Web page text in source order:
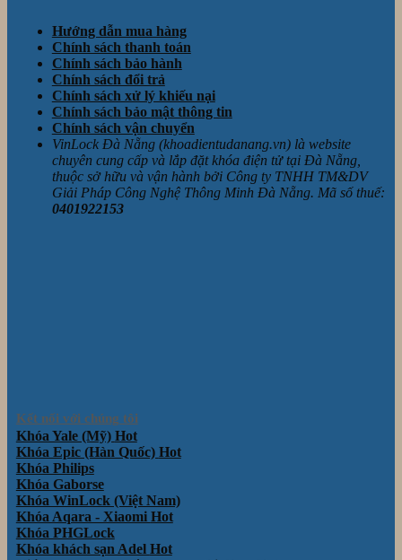
Hướng dẫn mua hàng
Chính sách thanh toán
Chính sách bảo hành
Chính sách đổi trả
Chính sách xử lý khiếu nại
Chính sách bảo mật thông tin
Chính sách vận chuyển
VinLock Đà Nẵng (khoadientudanang.vn) là website
chuyên cung cấp và lắp đặt khóa điện tử tại Đà Nẵng,
thuộc sở hữu và vận hành bởi Công ty TNHH TM&DV
Giải Pháp Công Nghệ Thông Minh Đà Nẵng. Mã số thuế:
0401922153
Kết nối với chúng tôi
Khóa Yale (Mỹ)
Khóa Epic (Hàn Quốc)
Khóa Philips
Khóa Gaborse
Khóa WinLock (Việt Nam)
Khóa Aqara - Xiaomi
Khóa PHGLock
Khóa khách sạn Adel